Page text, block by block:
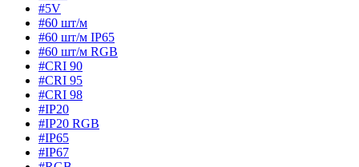
#5V
#60 шт/м
#60 шт/м IP65
#60 шт/м RGB
#CRI 90
#CRI 95
#CRI 98
#IP20
#IP20 RGB
#IP65
#IP67